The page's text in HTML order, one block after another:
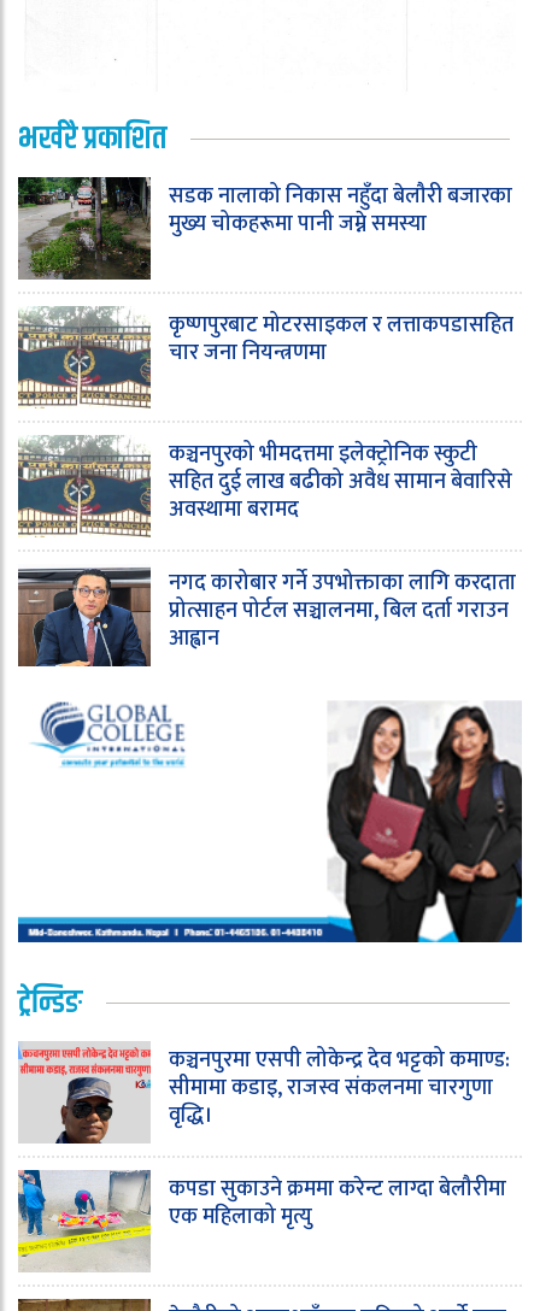
भर्खरै प्रकाशित
सडक नालाको निकास नहुँदा बेलौरी बजारका
मुख्य चोकहरूमा पानी जम्ने समस्या
कृष्णपुरबाट मोटरसाइकल र लत्ताकपडासहित
चार जना नियन्त्रणमा
कञ्चनपुरको भीमदत्तमा इलेक्ट्रोनिक स्कुटी
सहित दुई लाख बढीको अवैध सामान बेवारिसे
अवस्थामा बरामद
नगद कारोबार गर्ने उपभोक्ताका लागि करदाता
प्रोत्साहन पोर्टल सञ्चालनमा, बिल दर्ता गराउन
आह्वान
ट्रेन्डिङ
कञ्चनपुरमा एसपी लोकेन्द्र देव भट्टको कमाण्ड:
सीमामा कडाइ, राजस्व संकलनमा चारगुणा
वृद्धि।
कपडा सुकाउने क्रममा करेन्ट लाग्दा बेलौरीमा
एक महिलाको मृत्यु